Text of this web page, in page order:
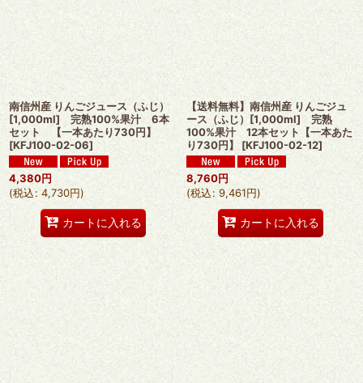
南信州産 りんごジュース（ふじ）
[1,000ml] 完熟100%果汁 6本
セット 【一本あたり730円】
[KFJ100-02-06]
4,380円
(税込: 4,730円)
カートに入れる
【送料無料】南信州産 りんごジュ
ース（ふじ）[1,000ml] 完熟
100%果汁 12本セット【一本あた
り730円】
[KFJ100-02-12]
8,760円
(税込: 9,461円)
カートに入れる